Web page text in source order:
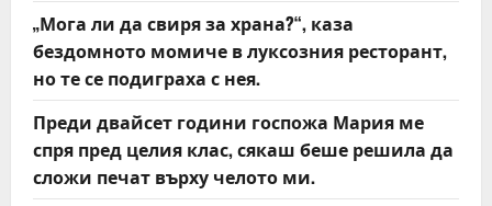
„Мога ли да свиря за храна?“, каза
бездомното момиче в луксозния ресторант,
но те се подиграха с нея.
Преди двайсет години госпожа Мария ме
спря пред целия клас, сякаш беше решила да
сложи печат върху челото ми.